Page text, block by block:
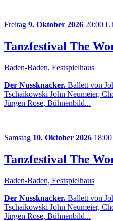
Freitag 9. Oktober 2026 20:00
Tanzfestival The
Baden-Baden, Festspielhaus
Der Nussknacker. Ballett von
Tschaikowski John Neumeier,
Jürgen Rose, Bühnenbild...
Samstag 10. Oktober 2026
Tanzfestival The
Baden-Baden, Festspielhaus
Der Nussknacker. Ballett von
Tschaikowski John Neumeier,
Jürgen Rose, Bühnenbild...